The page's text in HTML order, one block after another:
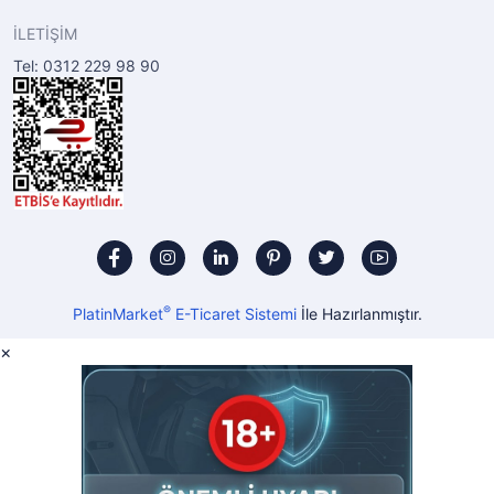
İLETİŞİM
Tel: 0312 229 98 90
PlatinMarket®E-Ticaret Sistemiİle Hazırlanmıştır.
×